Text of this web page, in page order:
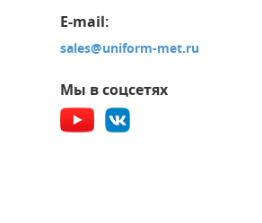
E-mail:
sales@uniform-met.ru
Мы в соцсетях